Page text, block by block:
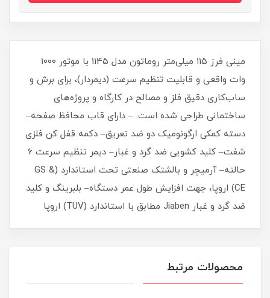
مینی فرز ۱۱۵ میلی‌متر روماتون مدل 1145 با موتور ۱۰۰۰
وات واقعی و قابلیت تنظیم سرعت (دیمردار)، برای برش و
ساب‌کاری دقیق فلز و مصالح در کارگاه و پروژه‌های
ساختمانی طراحی شده است. – دارای قاب محافظ صفحه–
دسته کمکی ارگونومیک دو ضد تعریق– دکمه قفل کن فلزی
شفت– کلید کشویی ضد گرد و غبار– دیمر تنظیم سرعت 6
حالته– آرمیچر و بالشتک صنعتی تحت استاندارد (GS &
CE) اروپا، جهت افزایش طول عمر دستگاه– بلبرینگ و کلید
ضد گرد و غبار Jiaben مطابق با استاندارد (TUV) اروپا
محصولات مرتبط